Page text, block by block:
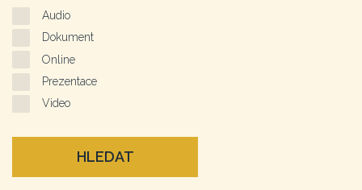
Audio
Dokument
Online
Prezentace
Video
HLEDAT